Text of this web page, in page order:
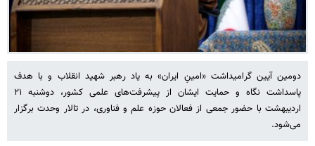
دومین آیین گرامیداشت «امینِ ایران» به یاد رهبر شهید انقلاب و با هدف
پاسداشت نگاه و حمایت ایشان از پیشرفت‌های علمی کشور، دوشنبه ۲۱
اردیبهشت‌ با حضور جمعی از فعالان حوزه علم و فناوری، در تالار وحدت برگزار
می‌شود.